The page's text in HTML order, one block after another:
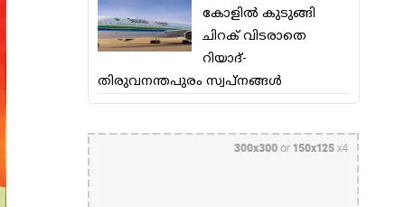
കോളില്‍ കുടുങ്ങി
ചിറക് വിടരാതെ
റിയാദ്-
തിരുവനന്തപുരം സ്വപ്നങ്ങള്‍